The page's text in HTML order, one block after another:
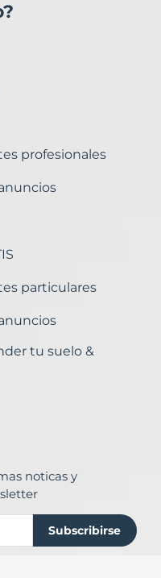
profesionales
particulares
tu suelo &
noticas y
Subscribirse